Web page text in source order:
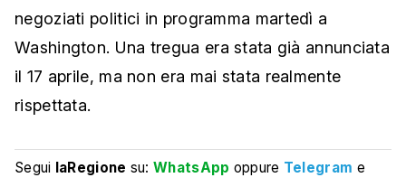
negoziati politici in programma martedì a
Washington. Una tregua era stata già annunciata
il 17 aprile, ma non era mai stata realmente
rispettata.
Segui laRegione su:WhatsApp oppure Telegram e